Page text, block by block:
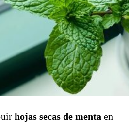
hojas secas de menta en